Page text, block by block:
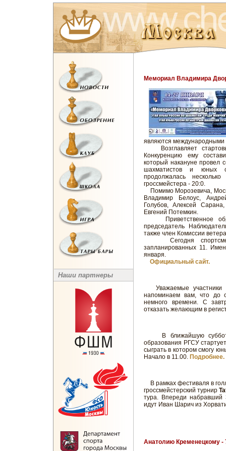
Наши партнеры
Мемориал Владимира
являются
Возглавляет
Конкуренцию ему
который накануне провел
шахматистов и юных
продолжалась
гроссмейстера - 20:0.
Помимо Морозевича,
Владимир Белоус,
Голубов, Алексей
Евгений Потемкин.
Приветственное
председатель
также член Комиссии
Сегодня
запланированных 11.
января.
Официальный сайт.
Уважаемые участники
напоминаем вам, что до
немного времени. С
отказать желающим в
В ближайшую субботу
образования РГСУ
сыграть в котором смогу
Начало в 11.00. Подробнее.
В рамках фестиваля в
гроссмейстерский турнир
тура. Впереди набравший
идут Иван Шарич из
Анатолию Кременецкому -